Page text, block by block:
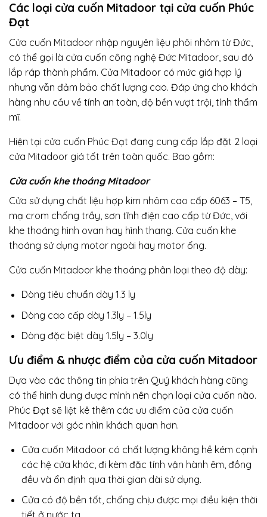
Các loại cửa cuốn Mitadoor tại cửa cuốn Phúc
Đạt
Cửa cuốn Mitadoor nhập nguyên liệu phôi nhôm từ Đức,
có thể gọi là cửa cuốn công nghệ Đức Mitadoor, sau đó
lắp ráp thành phẩm. Cửa Mitadoor có mức giá hợp lý
nhưng vẫn đảm bảo chất lượng cao. Đáp ứng cho khách
hàng nhu cầu về tính an toàn, độ bền vượt trội, tính thẩm
mĩ.
Hiện tại cửa cuốn Phúc Đạt đang cung cấp lắp đặt 2 loại
cửa Mitadoor giá tốt trên toàn quốc. Bao gồm:
Cửa cuốn khe thoáng Mitadoor
Cửa sử dụng chất liệu hợp kim nhôm cao cấp 6063 – T5,
mạ crom chống trầy, sơn tĩnh điện cao cấp từ Đức, với
khe thoáng hình ovan hay hình thang. Cửa cuốn khe
thoáng sử dụng motor ngoài hay motor ống.
Cửa cuốn Mitadoor khe thoáng phân loại theo độ dày:
Dòng tiêu chuẩn dày 1.3 ly
Dòng cao cấp dày 1.3ly – 1.5ly
Dòng đặc biệt dày 1.5ly – 3.0ly
Ưu điểm & nhược điểm của cửa cuốn Mitadoor
Dựa vào các thông tin phía trên Quý khách hàng cũng
có thể hình dung được mình nên chọn loại cửa cuốn nào.
Phúc Đạt sẽ liệt kê thêm các ưu điểm của cửa cuốn
Mitadoor với góc nhìn khách quan hơn.
Cửa cuốn Mitadoor có chất lượng không hề kém cạnh
các hệ cửa khác, đi kèm đặc tính vận hành êm, đồng
đều và ổn định qua thời gian dài sử dụng.
Cửa có độ bền tốt, chống chịu được mọi điều kiện thời